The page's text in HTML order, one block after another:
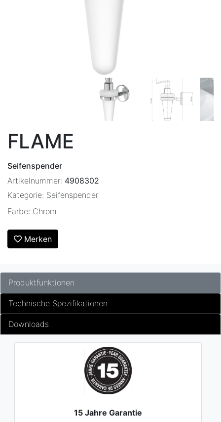
FLAME
Seifenspender
Artikelnummer: 4908302
Kategorie: Seifenspender
Farbe: Chrom
Merken
Produktfunktionen
Technische Spezifikationen
Downloads
15 Jahre Garantie